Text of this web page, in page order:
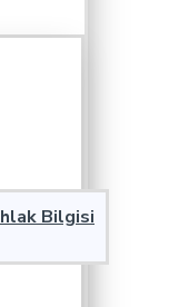
Bilgisi